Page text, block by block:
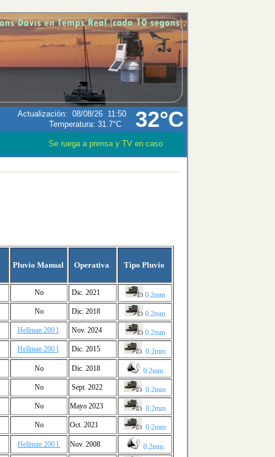
32°C
Actualización: 08/08/26 11:50
Temperatura: 31.7°C
Se ruega a prensa y TV en caso que utilizen los datos
Pluvio Manual Operativa Tipo Pluvio
No Dic. 2021
0.2mm
No Dic. 2018
0.2mm
Hellman 200 l. Nov. 2024
0.2mm
Hellman 200 l. Dic. 2015
0.2mm
No Dic. 2018
0.2mm
No Sept. 2022
0.2mm
No Mayo 2023
0.2mm
No Oct. 2021
0.2mm
Hellman 200 l. Nov. 2008
0.2mm